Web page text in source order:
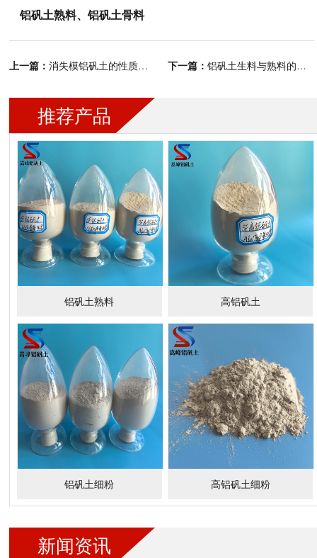
铝矾土熟料、铝矾土骨料
上一篇：消失模铝矾土的性质与特征 下一篇：铝矾土生料与熟料的区别
推荐产品
铝矾土熟料 高铝矾土
铝矾土细粉 高铝矾土细粉
新闻资讯